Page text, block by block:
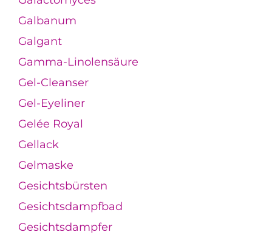
Galbanum
Galgant
Gamma-Linolensäure
Gel-Cleanser
Gel-Eyeliner
Gelée Royal
Gellack
Gelmaske
Gesichtsbürsten
Gesichtsdampfbad
Gesichtsdampfer